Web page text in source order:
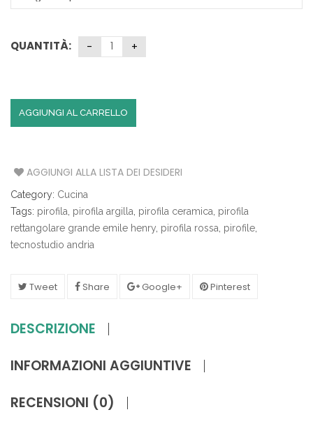
QUANTITÀ:
AGGIUNGI AL CARRELLO
AGGIUNGI ALLA LISTA DEI DESIDERI
Category: Cucina
Tags: pirofila pirofila argilla pirofila ceramica pirofila
rettangolare grande emile henry pirofila rossa pirofile
tecnostudio andria
Tweet Share Google+ Pinterest
DESCRIZIONE
INFORMAZIONI AGGIUNTIVE
RECENSIONI (0)